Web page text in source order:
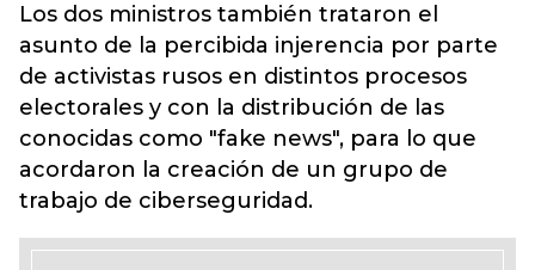
Los dos ministros también trataron el
asunto de la percibida injerencia por parte
de activistas rusos en distintos procesos
electorales y con la distribución de las
conocidas como "fake news", para lo que
acordaron la creación de un grupo de
trabajo de ciberseguridad.